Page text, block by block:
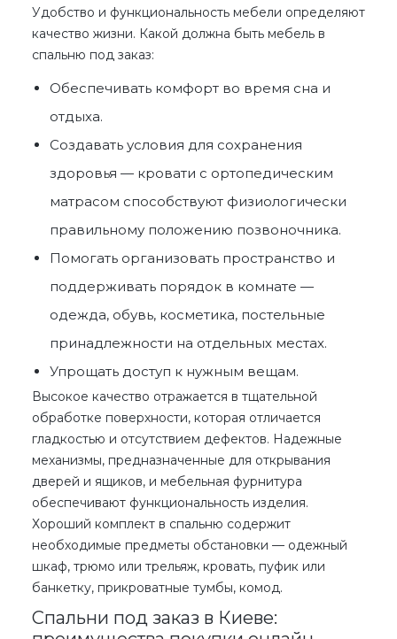
Удобство и функциональность мебели определяют
качество жизни. Какой должна быть мебель в
спальню под заказ:
Обеспечивать комфорт во время сна и
отдыха.
Создавать условия для сохранения
здоровья — кровати с ортопедическим
матрасом способствуют физиологически
правильному положению позвоночника.
Помогать организовать пространство и
поддерживать порядок в комнате —
одежда, обувь, косметика, постельные
принадлежности на отдельных местах.
Упрощать доступ к нужным вещам.
Высокое качество отражается в тщательной
обработке поверхности, которая отличается
гладкостью и отсутствием дефектов. Надежные
механизмы, предназначенные для открывания
дверей и ящиков, и мебельная фурнитура
обеспечивают функциональность изделия.
Хороший комплект в спальню содержит
необходимые предметы обстановки — одежный
шкаф, трюмо или трельяж, кровать, пуфик или
банкетку, прикроватные тумбы, комод.
Спальни под заказ в Киеве: